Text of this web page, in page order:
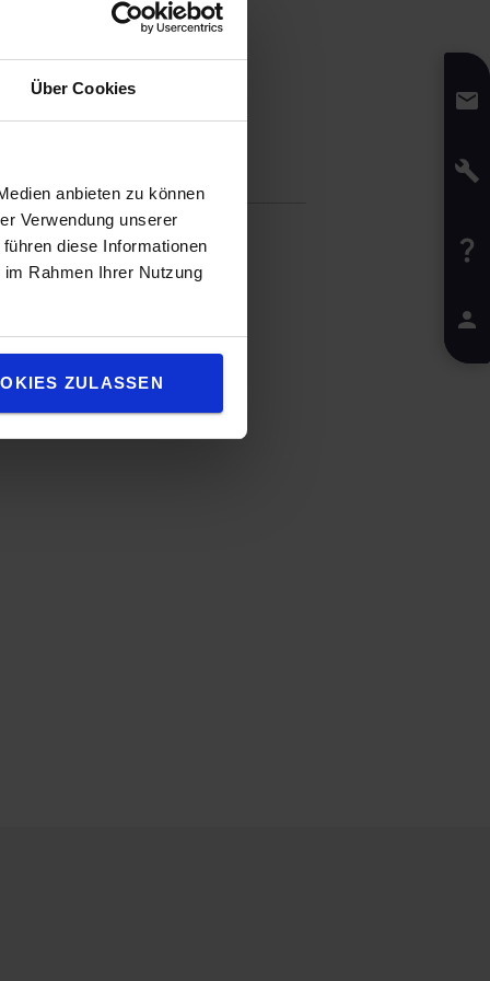
Über Cookies
anbieten zu können
Verwendung unserer
diese Informationen
Rahmen Ihrer Nutzung
ZULASSEN
800g
13.5 cm
10.6cm